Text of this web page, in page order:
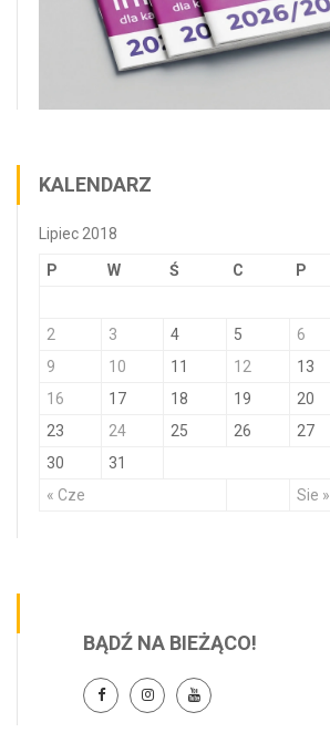
KALENDARZ
Lipiec 2018
P W Ś C P
« Cze Sie »
2
3 4 5 6
9
10 11 12 13
16
17 18 19 20
23
24 25 26 27
30
31
BĄDŹ NA BIEŻĄCO!